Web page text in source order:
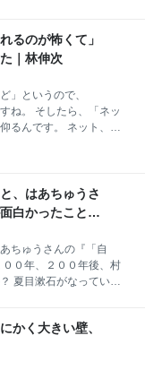
くジョ
タイ
。 ジ
で、
ある
ビザ
くわ
する
て、
ンや
たら輸
本で絶
るのが怖くて」
｜林伸次
」というので、
ね。 そしたら、「ネッ
るんです。 ネット、目
と、批判されますよ
誰かに批判されたと
だけど、句読点が多す
こまで上から目線で書
「専門家」だったので
ときは、僕の友人たち
ああ、友人って大切だ
ットで誰か友人がひと
、はあちゅうさ
白かったこと｜
ちゅうさんの『「自
０年、２００年後、村
夏目漱石がなっている
たんです。 で、その当
まり大声では言えない
ンジャーを読むけど、
かく大きい壁、